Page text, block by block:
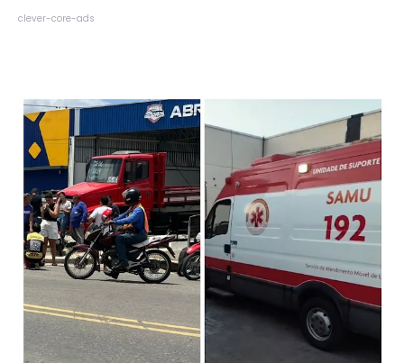
clever-core-ads